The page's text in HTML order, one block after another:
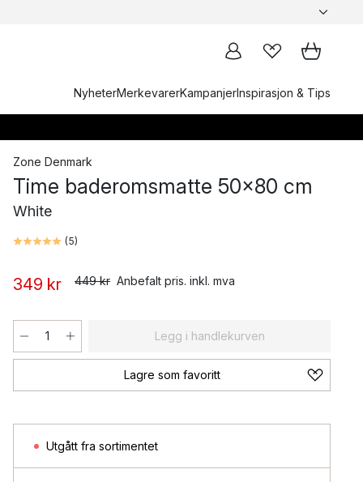
NyheterMerkevarerKampanjerInspirasjon & Tips
Zone Denmark
Time baderomsmatte 50x80 cm
White
(5)
349 kr 449 kr Anbefalt pris. inkl. mva
Legg i handlekurven
Lagre som favoritt
Utgått fra sortimentet